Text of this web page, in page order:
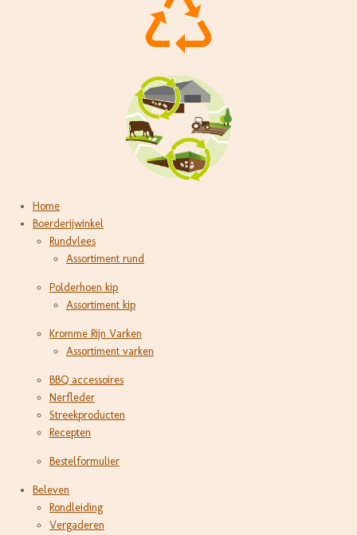
Home
Boerderijwinkel
Rundvlees
Assortiment rund
Polderhoen kip
Assortiment kip
Kromme Rijn Varken
Assortiment varken
BBQ accessoires
Nerfleder
Streekproducten
Recepten
Bestelformulier
Beleven
Rondleiding
Vergaderen